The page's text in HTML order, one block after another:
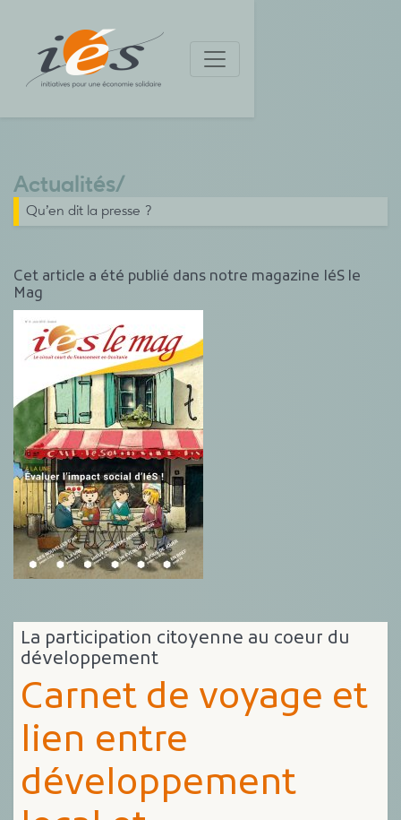
La participation citoyenne au coeur du
développement
Carnet de voyage et
lien entre
développement
Actualités/
Qu’en dit la presse ?
Cet article a été publié dans notre magazine IéS le
Mag